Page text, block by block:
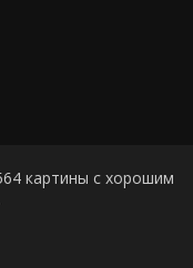
картины с хорошим